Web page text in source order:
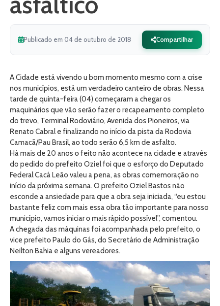
Publicado em 04 de outubro de 2018 Compartilhar
A Cidade está vivendo u bom momento mesmo com a crise
nos municípios, está um verdadeiro canteiro de obras. Nessa
tarde de quinta-feira (04) começaram a chegar os
maquinários que vão serão fazer o recapeamento completo
do trevo, Terminal Rodoviário, Avenida dos Pioneiros, via
Renato Cabral e finalizando no início da pista da Rodovia
Camacã/Pau Brasil, ao todo serão 6,5 km de asfalto.
Há mais de 20 anos o feito não acontece na cidade e através
do pedido do prefeito Oziel foi que o esforço do Deputado
Federal Cacá Leão valeu a pena, as obras comemoração no
início da próxima semana. O prefeito Oziel Bastos não
esconde a ansiedade para que a obra seja iniciada, “eu estou
bastante feliz com mais essa obra tão importante para nosso
município, vamos iniciar o mais rápido possível”, comentou.
A chegada das máquinas foi acompanhada pelo prefeito, o
vice prefeito Paulo do Gás, do Secretário de Administração
Neilton Bahia e alguns vereadores.